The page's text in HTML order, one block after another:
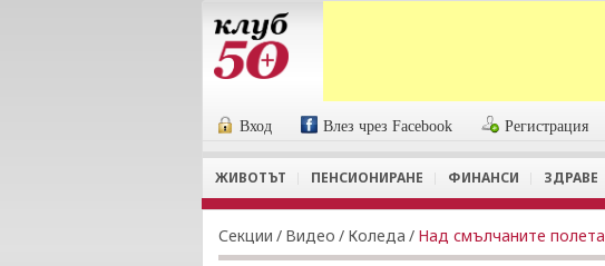
Вход Влез чрез Facebook Регистрация
ЖИВОТЪТ ПЕНСИОНИРАНЕ ФИНАНСИ ЗДРАВЕ
Секции / Видеo / Коледа / Над смълчаните полета